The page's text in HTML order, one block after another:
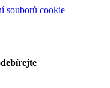
souborů cookie